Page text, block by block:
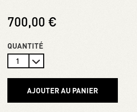
700,00 €
QUANTITÉ
AJOUTER AU PANIER